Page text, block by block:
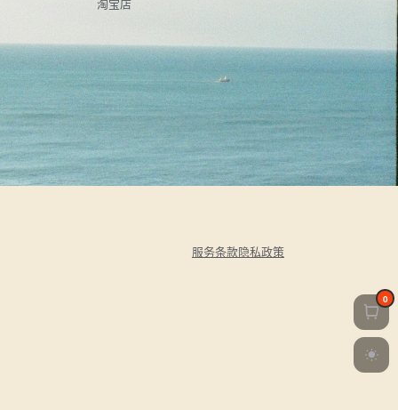
服务条款隐私政策
0